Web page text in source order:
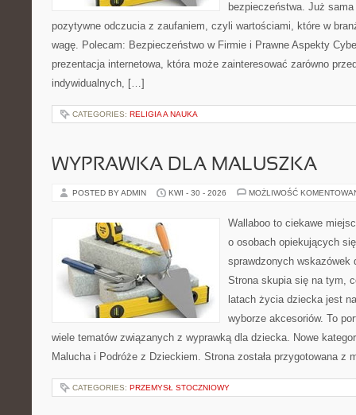
bezpieczeństwa. Już
pozytywne odczucia z zaufaniem, czyli wartościami, które w
wagę. Polecam: Bezpieczeństwo w Firmie i Prawne Aspekty
prezentacja internetowa, która może zainteresować zarówno
indywidualnych, […]
CATEGORIES: RELIGIA A NAUKA
WYPRAWKA DLA MALUSZKA
POSTED BY ADMIN KWI - 30 - 2026 MOŻLIWOŚĆ
Wallaboo to ciekawe
o osobach opiekujących
sprawdzonych wskazówek
Strona skupia się na tym,
latach życia dziecka jest
wyborze akcesoriów. To
wiele tematów związanych z wyprawką dla dziecka. Nowe
Malucha i Podróże z Dzieckiem. Strona została przygotowana z
CATEGORIES: PRZEMYSŁ STOCZNIOWY